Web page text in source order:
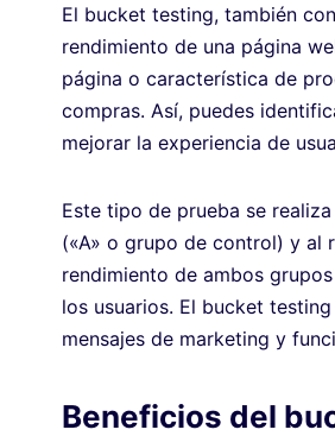
El bucket testing, también
rendimiento de una página
página o característica de
compras. Así, puedes
mejorar la experiencia de
Este tipo de prueba se
(«A» o grupo de control) y al
rendimiento de ambos
los usuarios. El bucket
mensajes de marketing y
Beneficios del